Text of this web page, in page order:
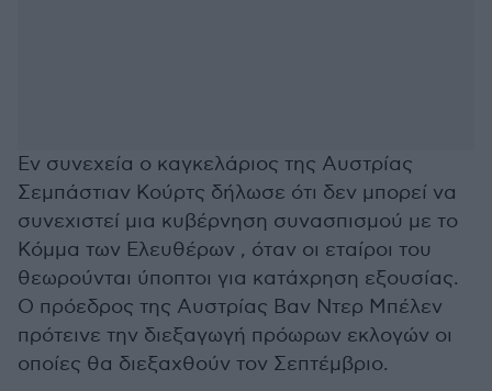
Εν συνεχεία ο καγκελάριος της Αυστρίας
Σεμπάστιαν Κούρτς δήλωσε ότι δεν μπορεί να
συνεχιστεί μια κυβέρνηση συνασπισμού με το
Κόμμα των Ελευθέρων , όταν οι εταίροι του
θεωρούνται ύποπτοι για κατάχρηση εξουσίας.
Ο πρόεδρος της Αυστρίας Βαν Ντερ Μπέλεν
πρότεινε την διεξαγωγή πρόωρων εκλογών οι
οποίες θα διεξαχθούν τον Σεπτέμβριο.